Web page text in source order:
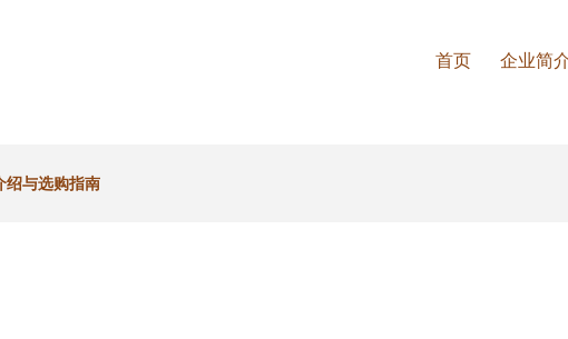
首页 企业简
绍与选购指南